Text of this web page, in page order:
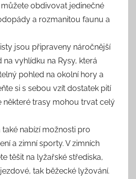
obdivovat jedinečné
a rozmanitou faunu a
jsou připraveny náročnější
vyhlídku na Rysy, která
pohled na okolní hory a
si s sebou vzít dostatek pití
některé trasy mohou trvat celý
nabízí možnosti pro
a zimní sporty. V zimních
těšit na lyžařské střediska,
tak běžecké lyžování.